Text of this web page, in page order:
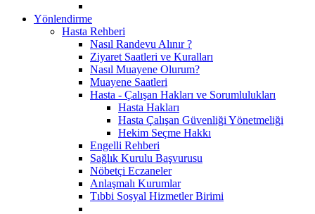
Yönlendirme
Hasta Rehberi
Nasıl Randevu Alınır ?
Ziyaret Saatleri ve Kuralları
Nasıl Muayene Olurum?
Muayene Saatleri
Hasta - Çalışan Hakları ve Sorumlulukları
Hasta Hakları
Hasta Çalışan Güvenliği Yönetmeliği
Hekim Seçme Hakkı
Engelli Rehberi
Sağlık Kurulu Başvurusu
Nöbetçi Eczaneler
Anlaşmalı Kurumlar
Tıbbi Sosyal Hizmetler Birimi